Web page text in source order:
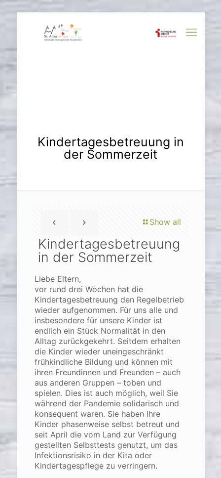
Kindertagesbetreuung in
der Sommerzeit
Show all
Kindertagesbetreuung
in der Sommerzeit
Liebe Eltern,
vor rund drei Wochen hat die
Kindertagesbetreuung den Regelbetrieb
wieder aufgenommen. Für uns alle und
insbesondere für unsere Kinder ist
endlich ein Stück Normalität in den
Alltag zurückgekehrt. Seitdem erhalten
die Kinder wieder uneingeschränkt
frühkindliche Bildung und können mit
ihren Freundinnen und Freunden – auch
aus anderen Gruppen – toben und
spielen. Dies ist auch möglich, weil Sie
während der Pandemie solidarisch und
konsequent waren. Sie haben Ihre
Kinder phasenweise selbst betreut und
seit April die vom Land zur Verfügung
gestellten Selbsttests genutzt, um das
Infektionsrisiko in der Kita oder
Kindertagespflege zu verringern.